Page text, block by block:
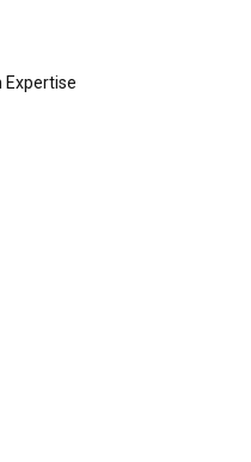
Expertise